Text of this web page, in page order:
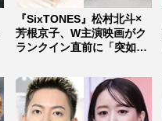
『SixTONES』松村北斗×
芳根京子、W主演映画がク
ランクイン直前に「突如中